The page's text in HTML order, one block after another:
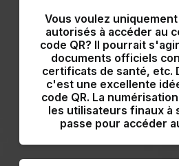
Vous voulez
autorisés à accéder au
code QR? Il pourrait
documents officiels
certificats de santé, etc.
c'est une excellente
code QR. La
les utilisateurs finaux à
passe pour accéder